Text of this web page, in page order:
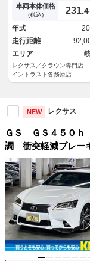
ール 衝突軽減ブレーキ
クカメラ Ｂｌｕｅｔｏ
ｈ パワーシート シート
ター シートエアコン ３
ＥＤヘッド 禁煙車
車両本体価格
(税込) 231.4
年式
走行距離
エリア
レクサス／クラウン専門店
イントラスト各務原店
NEW レクサス
ＧＳ ＧＳ４５０
調 衝突軽減ブレ
ＳＭ ソナー 電動
ステアヒーター パ
チナビ ＥＴＣ２．